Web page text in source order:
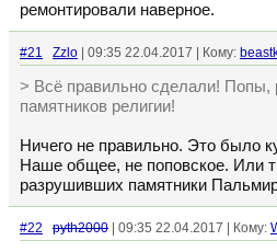
ремонтировали наверное.
#21 Zzlo | 09:35 22.04.2017 | Кому:
> Всё правильно сделали! Попы,
памятников религии!
Ничего не правильно. Это было
Наше общее, не поповское. Или
разрушивших памятники
#22 pyth2000 | 09:35 22.04.2017 | Кому: